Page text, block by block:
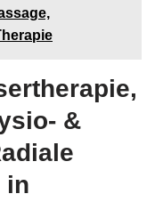
&
in